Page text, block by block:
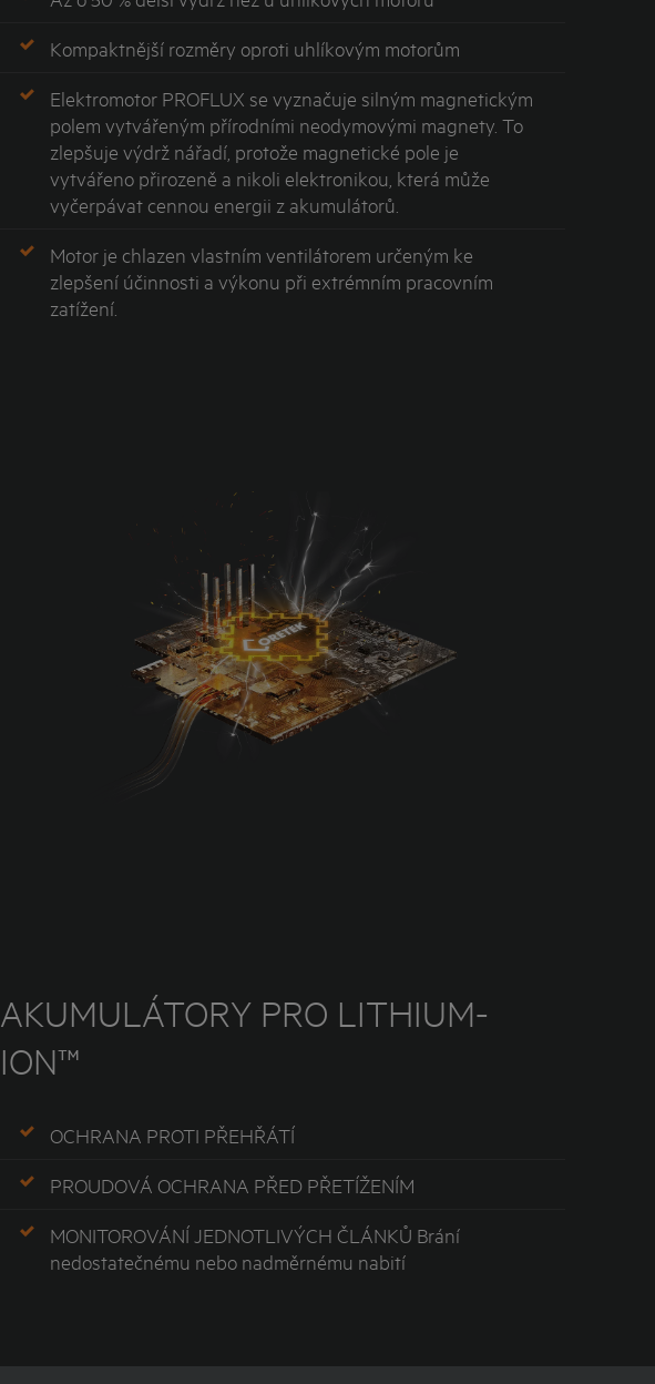
Kompaktnější rozměry oproti uhlíkovým motorům
Elektromotor PROFLUX se vyznačuje silným magnetickým
polem vytvářeným přírodními neodymovými magnety. To
zlepšuje výdrž nářadí, protože magnetické pole je
vytvářeno přirozeně a nikoli elektronikou, která může
vyčerpávat cennou energii z akumulátorů.
Motor je chlazen vlastním ventilátorem určeným ke
zlepšení účinnosti a výkonu při extrémním pracovním
zatížení.
AKUMULÁTORY PRO LITHIUM-
ION™
OCHRANA PROTI PŘEHŘÁTÍ
PROUDOVÁ OCHRANA PŘED PŘETÍŽENÍM
MONITOROVÁNÍ JEDNOTLIVÝCH ČLÁNKŮ Brání
nedostatečnému nebo nadměrnému nabití